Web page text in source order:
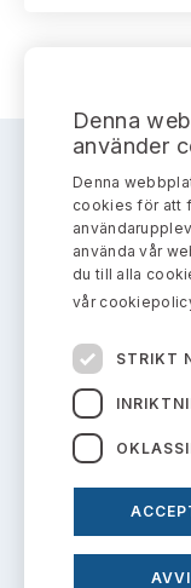
Huvudmän
Publikationer
Avgifter
Prenumerera
Address:
Om innehållet
Om webbplatsen
Denna
använder
Denna
cookies för att
använda vår
du till alla
vår
STRIKT